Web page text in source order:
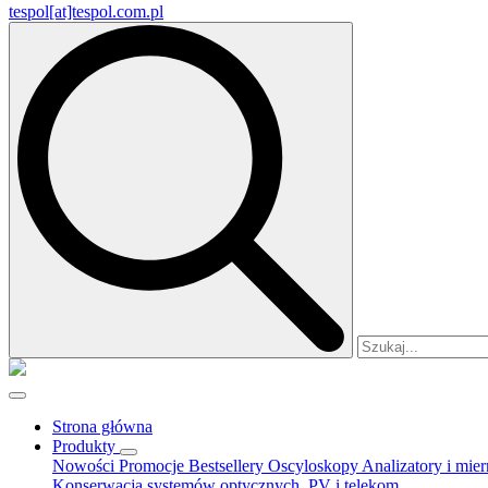
tespol[at]tespol.com.pl
Strona główna
Produkty
Nowości Promocje Bestsellery Oscyloskopy Analizatory i